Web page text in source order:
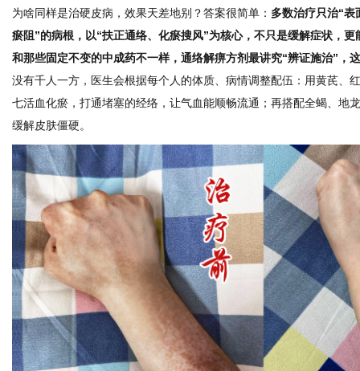
为啥同样是治硬皮病，效果天差地别？答案很简单： 多数治疗只治“表
瘀阻”的病根，以“扶正通络、化瘀搜风”为核心，不只是缓解症状，
和那些固定不变的中成药不一样，通络解痹方剂最讲究“辨证施治”，
没有千人一方，医生会根据每个人的体质、病情调整配伍：用黄芪、
七活血化瘀，打通堵塞的经络，让气血能顺畅流通；再搭配全蝎、地
缓解皮肤僵硬。